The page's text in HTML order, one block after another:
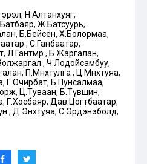
, Н.Алтанхуяг,
, Ж.Батсуурь,
, Б.Бейсен, Х.Болормаа,
, С.Ганбаатар,
, Л.Гантөмөр , Б.Жаргалан,
, Ч.Лодойсамбуу,
, П.Мөнхтулга , Ц.Мөнхтуяа,
, Г.Очирбат, Б.Пунсалмаа,
, Ц.Туваан, Б.Түвшин,
, Г.Хосбаяр, Дав.Цогтбаатар,
, Д.Энхтуяа, С.Эрдэнэболд,